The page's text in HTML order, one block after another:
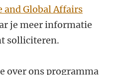
and Global Affairs
je meer informatie
solliciteren.
over ons programma